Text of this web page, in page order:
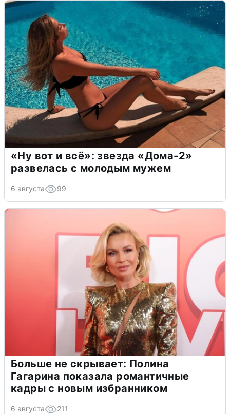
«Ну вот и всё»: звезда «Дома-2»
развелась с молодым мужем
6 августа 99
Больше не скрывает: Полина
Гагарина показала романтичные
кадры с новым избранником
6 августа 211